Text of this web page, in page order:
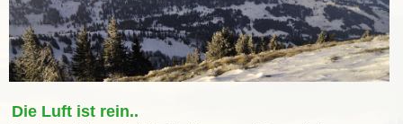
Die Luft ist rein..